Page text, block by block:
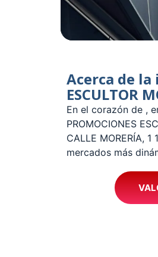
Acerca de la
ESCULTOR
En el corazón de ,
PROMOCIONES
CALLE MORERÍA,
mercados más